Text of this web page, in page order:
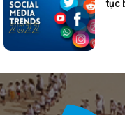
tục